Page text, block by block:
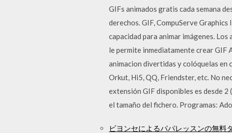
GIFs animados gratis cada semana
derechos. GIF, CompuServe
capacidad para animar imágenes.
le permite inmediatamente crear GIF
animacion divertidas y colóquelas en
Orkut, Hi5, QQ, Friendster, etc. No
extensión GIF disponibles es desde
el tamaño del fichero. Programas:
ビヨンセによるパパレッスンの無料